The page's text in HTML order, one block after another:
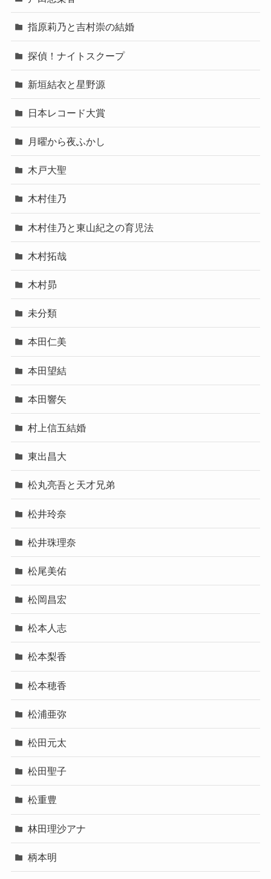
指原莉乃と吉村崇の結婚
探偵！ナイトスクープ
新垣結衣と星野源
日本レコード大賞
月曜から夜ふかし
木戸大聖
木村佳乃
木村佳乃と東山紀之の育児法
木村拓哉
木村昴
未分類
本田仁美
本田望結
本田響矢
村上信五結婚
東出昌大
松丸亮吾と天才兄弟
松井玲奈
松井珠理奈
松尾美佑
松岡昌宏
松本人志
松本梨香
松本穂香
松浦亜弥
松田元太
松田聖子
松重豊
林田理沙アナ
柄本明